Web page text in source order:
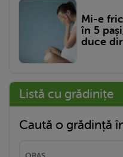
Mi-e
în 5
duce
Listă cu grădinițe
Caută o grădință